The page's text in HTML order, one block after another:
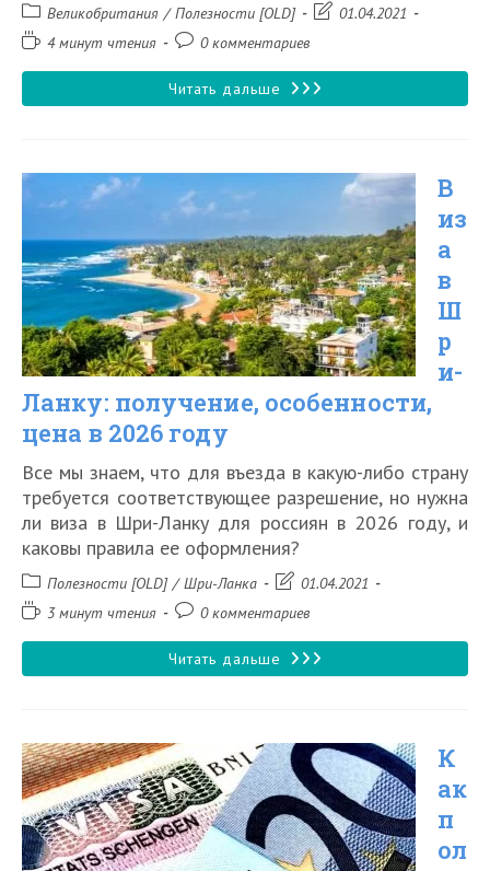
Рубрика
записи:
Великобритания / Полезности [OLD]
Запись01.04.2021
Время4 минут чтения
Комментарии
записи:
0 комментариев
Читать дальше Как
Англию
в
2026
году
В
из
а
в
Ш
р
и-
Ланку: получение, особенности,
цена в 2026 году
Все мы знаем, что для въезда в какую-либо страну
требуется соответствующее разрешение, но нужна
ли виза в Шри-Ланку для россиян в 2026 году, и
каковы правила ее оформления?
Рубрика
записи:
Полезности [OLD] / Шри-Ланка
Запись01.04.2021
Время3 минут чтения
Комментарии
записи:
0 комментариев
Читать дальше Виза
Ланку:
получение,
особенности,
К
ак
п
ол